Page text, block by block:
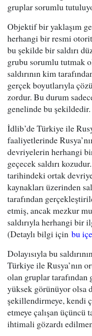
gruplar sorumlu
Objektif bir yaklaşım
herhangi bir resmi
bu şekilde bir saldırı
grubu sorumlu tutmak
saldırının kim
gerçek boyutlarıyla
zordur. Bu durum
genelinde bu şekildedir.
İdlib’de Türkiye ile
faaliyetlerinde
devriyelerin herhangi
geçecek saldırı
tarihindeki ortak devriye
kaynakları üzerinden
tarafından
etmiş, ancak mezkur
saldırıyla herhangi bir
(Detaylı bilgi için bu
Dolayısıyla bu
Türkiye ile Rusya’nın
olan gruplar
yüksek görünüyor olsa
şekillendirmeye, kendi
etmeye çalışan
ihtimali gözardı